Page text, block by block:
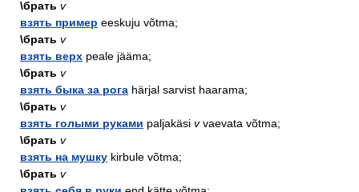
\брать v
взять пример eeskuju võtma;
\брать v
взять верх peale jääma;
\брать v
взять быка за рога härjal sarvist haarama;
\брать v
взять голыми руками paljakäsi vvaevata võtma;
\брать v
взять на мушку kirbule võtma;
\брать v